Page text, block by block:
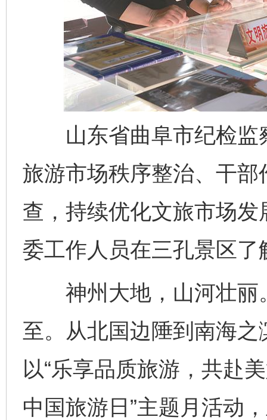
山东省曲阜市纪检监
旅游市场秩序整治、干
查，持续优化文旅市场
委工作人员在三孔景区
神州大地，山河壮丽
至。从北国边陲到南海
以“乐享品质旅游，共赴
中国旅游日”主题月活动